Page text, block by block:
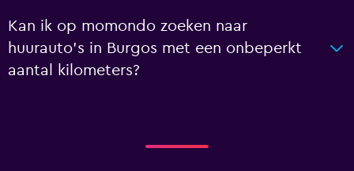
Kan ik op momondo zoeken naar
huurauto's in Burgos met een onbeperkt
aantal kilometers?